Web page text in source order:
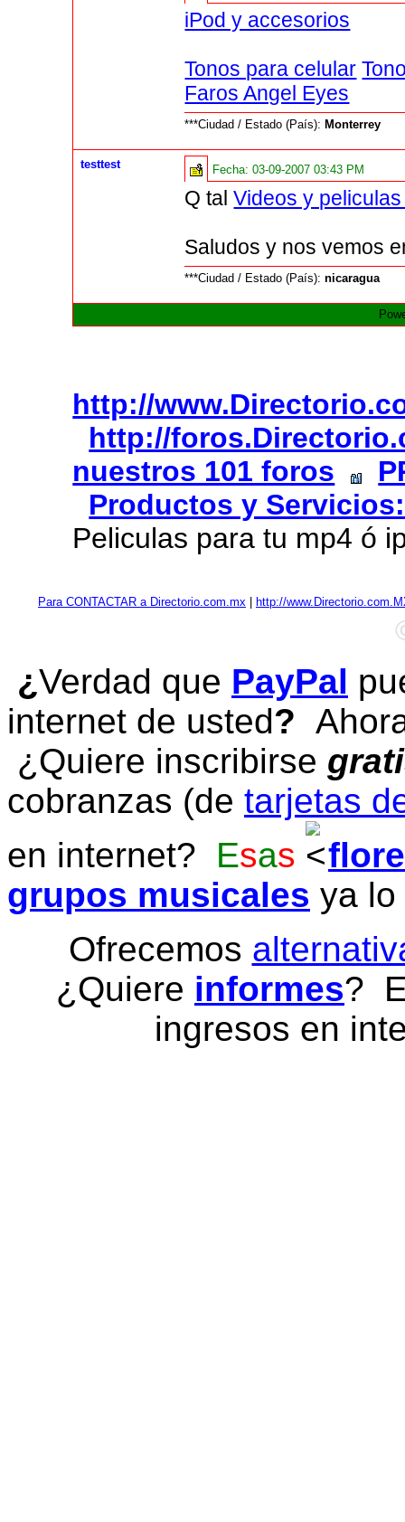
iPod y accesorios
Tonos para celular
Faros Angel Eyes
***Ciudad / Estado (País): Monterrey
testtest Fecha:03-09-2007 03:43 PM
Q talVideos y
Saludos y nos vemos
***Ciudad / Estado (País):nicaragua
http://
http://
nuestros 101 foros
Productos y
Peliculas para tu mp4 ó
Para CONTACTAR a Directorio.com.mx http://
¿Verdad que PayPal
internet de usted?
¿Quiere inscribirse
cobranzas (de tarjetas
en internet? Esas
grupos musicales ya
Ofrecemos
¿Quiere informes?
ingresos en